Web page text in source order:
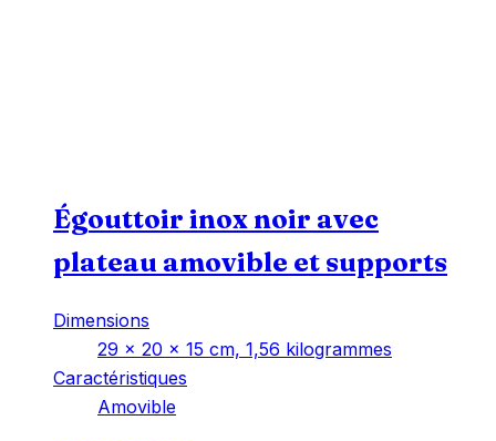
Égouttoir inox noir avec
plateau amovible et supports
Dimensions
‎29 x 20 x 15 cm, 1,56 kilogrammes
Caractéristiques
‎Amovible